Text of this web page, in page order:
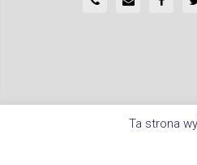
Ta strona